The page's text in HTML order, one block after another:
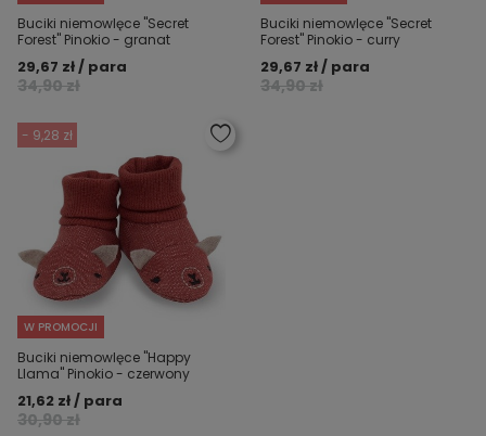
Buciki niemowlęce "Secret
Forest" Pinokio - granat
34,90 zł
29,67 zł / para
Buciki niemowlęce "Secret
Forest" Pinokio - curry
34,90 zł
29,67 zł / para
- 9,28 zł
W PROMOCJI
Buciki niemowlęce "Happy
Llama" Pinokio - czerwony
30,90 zł
21,62 zł / para